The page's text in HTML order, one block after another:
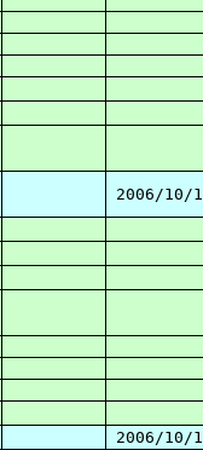
2006/10/1
2006/10/1